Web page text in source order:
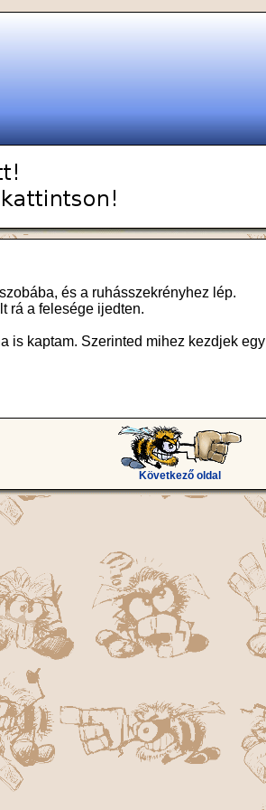
és a ruhásszekrényhez lép.
rá a felesége ijedten.
is kaptam. Szerinted mihez kezdjek egy
Következő oldal